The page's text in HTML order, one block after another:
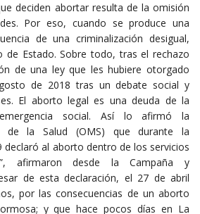
deciden abortar resulta de la omisión
Por eso, cuando se produce una
de una criminalización desigual,
de Estado. Sobre todo, tras el rechazo
de una ley que les hubiere otorgado
de 2018 tras un debate social y
El aborto legal es una deuda de la
social. Así lo afirmó la
de la Salud (OMS) que durante la
declaró al aborto dentro de los servicios
afirmaron desde la Campaña y
de esta declaración, el 27 de abril
por las consecuencias de un aborto
y que hace pocos días en La